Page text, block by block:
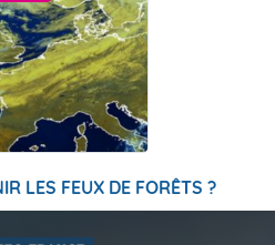
LES FEUX DE FORÊTS ?